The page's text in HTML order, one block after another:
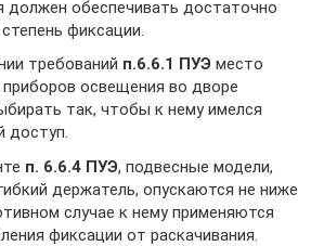
должен обеспечивать достаточно
фиксации.
требований п.6.6.1 ПУЭ место
приборов освещения во дворе
так, чтобы к нему имелся
доступ.
п. 6.6.4 ПУЭ, подвесные модели,
держатель, опускаются не ниже
случае к нему применяются
фиксации от раскачивания.